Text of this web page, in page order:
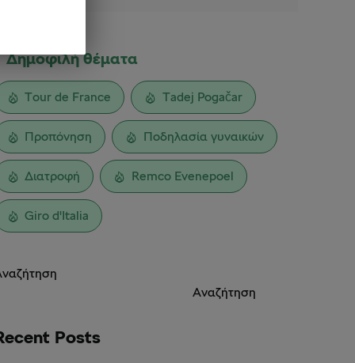
Δημοφιλή θέματα
Tour de France Tadej Pogačar
Προπόνηση Ποδηλασία γυναικών
Διατροφή Remco Evenepoel
Giro d'Italia
Αναζήτηση
Posts